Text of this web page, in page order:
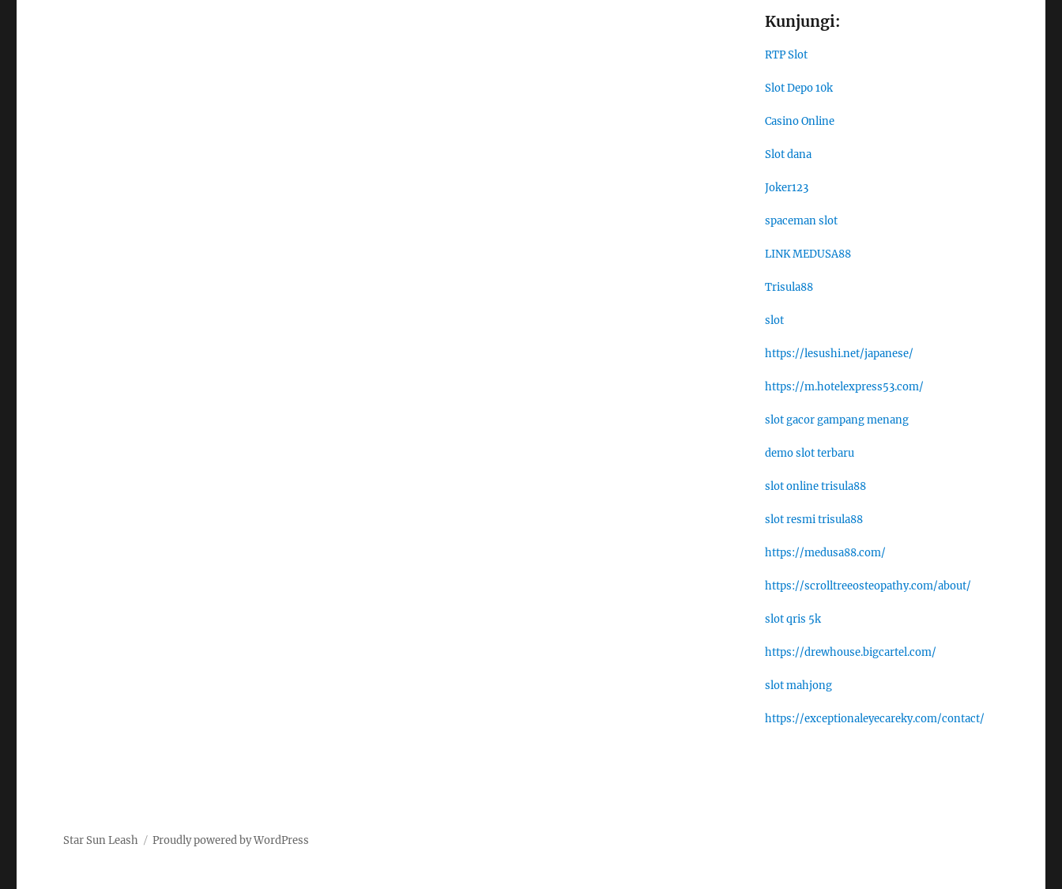
Kunjungi:
RTP Slot
Slot Depo 10k
Casino Online
Slot dana
Joker123
spaceman slot
LINK MEDUSA88
Trisula88
slot
https://lesushi.net/japanese/
https://m.hotelexpress53.com/
slot gacor gampang menang
demo slot terbaru
slot online trisula88
slot resmi trisula88
https://medusa88.com/
https://scrolltreeosteopathy.com/about/
slot qris 5k
https://drewhouse.bigcartel.com/
slot mahjong
https://exceptionaleyecareky.com/contact/
Star Sun Leash Proudly powered by WordPress